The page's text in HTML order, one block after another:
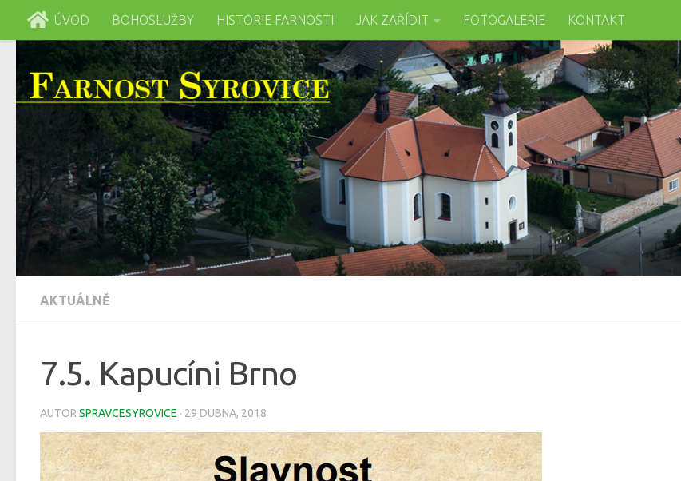
Skip to content
ÚVOD BOHOSLUŽBY HISTORIE FARNOSTI JAK ZAŘÍDIT FOTOGALERIE KONTAKT
AKTUÁLNĚ
7.5. Kapucíni Brno
AUTOR SPRAVCESYROVICE · 29 DUBNA, 2018